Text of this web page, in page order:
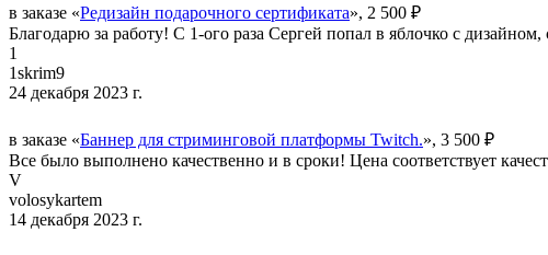
в заказе «Редизайн подарочного сертификата», 2 500 ₽
Благодарю за работу! С 1-ого раза Сергей попал в яблочко с
1
1skrim9
24 декабря 2023 г.
в заказе «Баннер для стриминговой платформы Twitch.», 3 500 ₽
Все было выполнено качественно и в сроки! Цена соответствует
V
volosykartem
14 декабря 2023 г.